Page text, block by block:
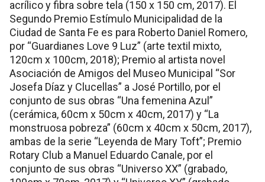
acrílico y fibra sobre tela (150 x 150 cm, 2017). El
Segundo Premio Estímulo Municipalidad de la
Ciudad de Santa Fe es para Roberto Daniel Romero,
por “Guardianes Love 9 Luz” (arte textil mixto,
120cm x 100cm, 2018); Premio al artista novel
Asociación de Amigos del Museo Municipal “Sor
Josefa Díaz y Clucellas” a José Portillo, por el
conjunto de sus obras “Una femenina Azul”
(cerámica, 60cm x 50cm x 40cm, 2017) y “La
monstruosa pobreza” (60cm x 40cm x 50cm, 2017),
ambas de la serie “Leyenda de Mary Toft”; Premio
Rotary Club a Manuel Eduardo Canale, por el
conjunto de sus obras “Universo XX” (grabado,